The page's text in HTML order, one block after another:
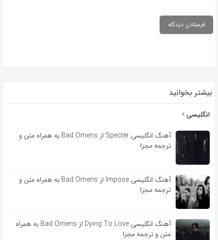
بیشتر بخوانید
انگلیسی
آهنگ انگلیسی Specter از Bad Omens به همراه متن و
ترجمه مجزا
آهنگ انگلیسی Impose از Bad Omens به همراه متن و
ترجمه مجزا
آهنگ انگلیسی Dying To Love از Bad Omens به همراه
متن و ترجمه مجزا